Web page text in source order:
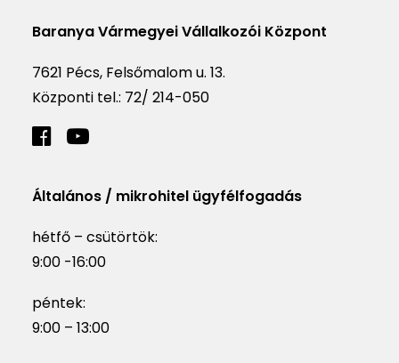
Baranya Vármegyei Vállalkozói Központ
7621 Pécs, Felsőmalom u. 13.
Központi tel.: 72/ 214-050
Általános / mikrohitel ügyfélfogadás
hétfő – csütörtök:
9:00 -16:00
péntek:
9:00 – 13:00